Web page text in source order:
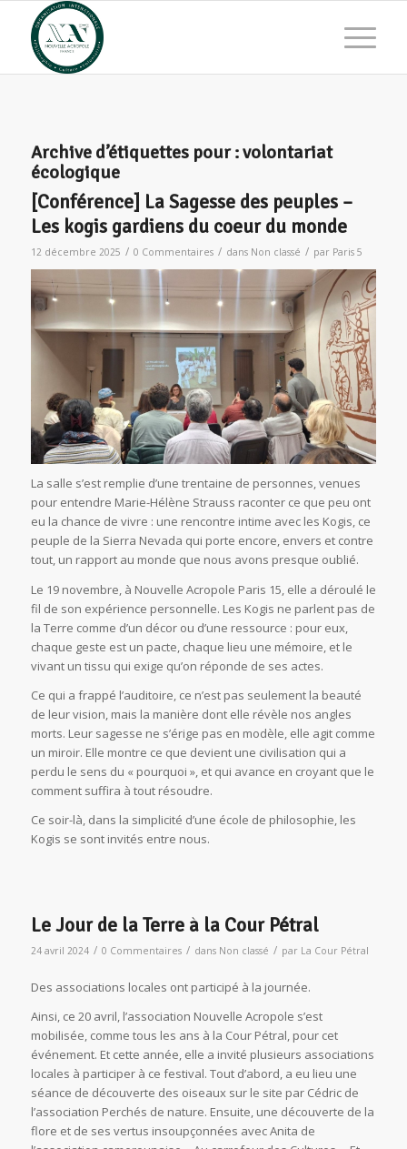
Archive d’étiquettes pour :volontariat
écologique
[Conférence] La Sagesse des peuples –
Les kogis gardiens du coeur du monde
12 décembre 2025 / 0 Commentaires / dans Non classé / par Paris 5
La salle s’est remplie d’une trentaine de personnes, venues
pour entendre Marie-Hélène Strauss raconter ce que peu ont
eu la chance de vivre : une rencontre intime avec les Kogis, ce
peuple de la Sierra Nevada qui porte encore, envers et contre
tout, un rapport au monde que nous avons presque oublié.
Le 19 novembre, à Nouvelle Acropole Paris 15, elle a déroulé le
fil de son expérience personnelle. Les Kogis ne parlent pas de
la Terre comme d’un décor ou d’une ressource : pour eux,
chaque geste est un pacte, chaque lieu une mémoire, et le
vivant un tissu qui exige qu’on réponde de ses actes.
Ce qui a frappé l’auditoire, ce n’est pas seulement la beauté
de leur vision, mais la manière dont elle révèle nos angles
morts. Leur sagesse ne s’érige pas en modèle, elle agit comme
un miroir. Elle montre ce que devient une civilisation qui a
perdu le sens du « pourquoi », et qui avance en croyant que le
comment suffira à tout résoudre.
Ce soir-là, dans la simplicité d’une école de philosophie, les
Kogis se sont invités entre nous.
Le Jour de la Terre à la Cour Pétral
24 avril 2024 / 0 Commentaires / dans Non classé / par La Cour Pétral
Des associations locales ont participé à la journée.
Ainsi, ce 20 avril, l’association Nouvelle Acropole s’est
mobilisée, comme tous les ans à la Cour Pétral, pour cet
événement. Et cette année, elle a invité plusieurs associations
locales à participer à ce festival. Tout d’abord, a eu lieu une
séance de découverte des oiseaux sur le site par Cédric de
l’association Perchés de nature. Ensuite, une découverte de la
flore et de ses vertus insoupçonnées avec Anita de